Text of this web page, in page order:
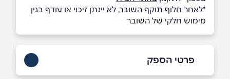
*לאחר חלוף תוקף השובר, לא יינתן זיכוי או עודף בגין
מימוש חלקי של השובר
פרטי הספק